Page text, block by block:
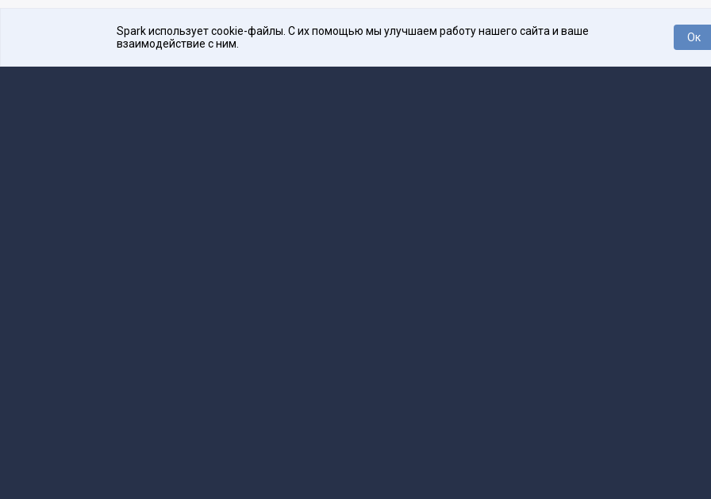
Ок
Spark использует cookie-файлы. С их помощью мы улучшаем работу нашего сайта и ваше
взаимодействие с ним.